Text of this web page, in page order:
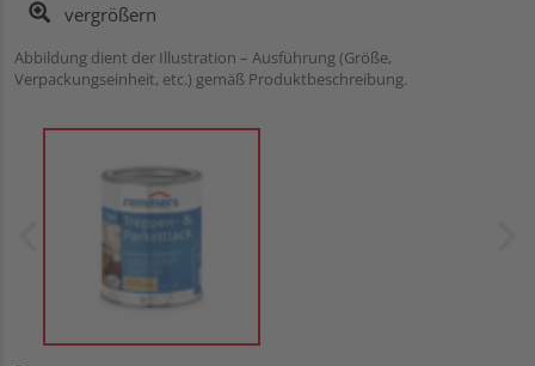
vergrößern
Abbildung dient der Illustration – Ausführung (Größe,
Verpackungseinheit, etc.) gemäß Produktbeschreibung.